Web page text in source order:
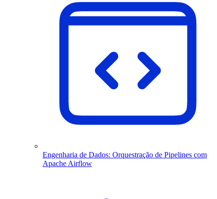
Engenharia de Dados: Orquestração de Pipelines com
Apache Airflow